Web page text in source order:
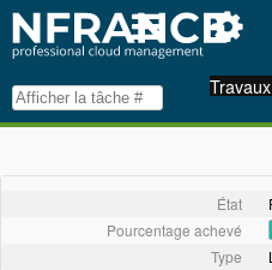
État
Pourcentage achevé
Type